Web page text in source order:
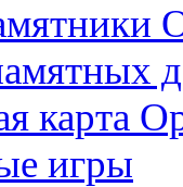
карта
игры